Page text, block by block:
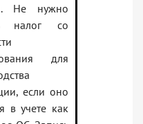
Не нужно
налог со
для
если оно
в учете как